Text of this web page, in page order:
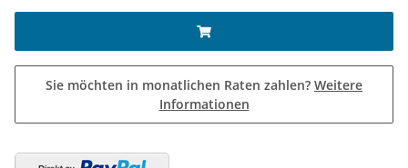
Sie möchten in monatlichen Raten zahlen? Weitere
Informationen